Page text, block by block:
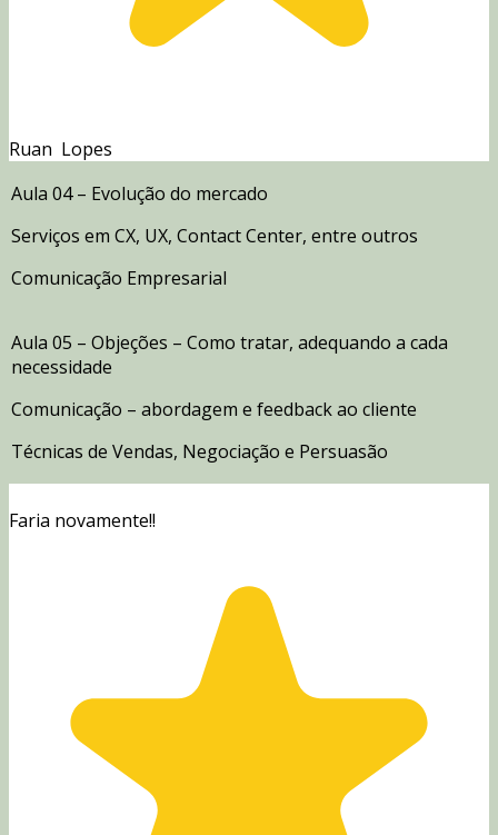
Ruan Lopes
Aula 04 – Evolução do mercado
Serviços em CX, UX, Contact Center, entre outros
Comunicação Empresarial
Aula 05 – Objeções – Como tratar, adequando a cada
necessidade
Comunicação – abordagem e feedback ao cliente
Técnicas de Vendas, Negociação e Persuasão
Faria novamente!!